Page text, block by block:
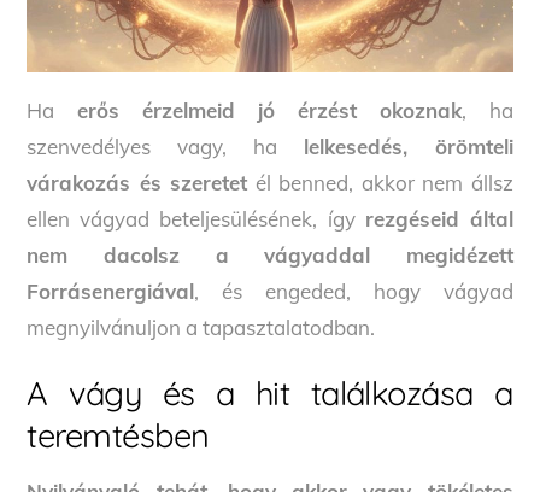
Ha erős érzelmeid jó érzést okoznak, ha
szenvedélyes vagy, ha lelkesedés, örömteli
várakozás és szeretet él benned, akkor nem állsz
ellen vágyad beteljesülésének, így rezgéseid által
nem dacolsz a vágyaddal megidézett
Forrásenergiával, és engeded, hogy vágyad
megnyilvánuljon a tapasztalatodban.
A vágy és a hit találkozása a
teremtésben